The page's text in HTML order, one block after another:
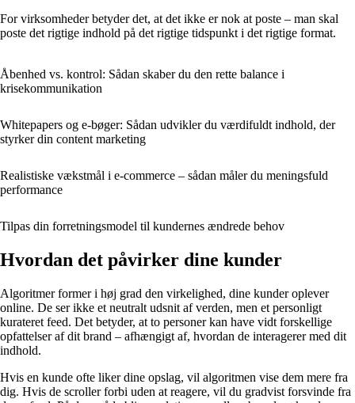
For virksomheder betyder det, at det ikke er nok at poste – man skal
poste det rigtige indhold på det rigtige tidspunkt i det rigtige format.
Åbenhed vs. kontrol: Sådan skaber du den rette balance i
krisekommunikation
Whitepapers og e-bøger: Sådan udvikler du værdifuldt indhold, der
styrker din content marketing
Realistiske vækstmål i e-commerce – sådan måler du meningsfuld
performance
Tilpas din forretningsmodel til kundernes ændrede behov
Hvordan det påvirker dine kunder
Algoritmer former i høj grad den virkelighed, dine kunder oplever
online. De ser ikke et neutralt udsnit af verden, men et personligt
kurateret feed. Det betyder, at to personer kan have vidt forskellige
opfattelser af dit brand – afhængigt af, hvordan de interagerer med dit
indhold.
Hvis en kunde ofte liker dine opslag, vil algoritmen vise dem mere fra
dig. Hvis de scroller forbi uden at reagere, vil du gradvist forsvinde fra